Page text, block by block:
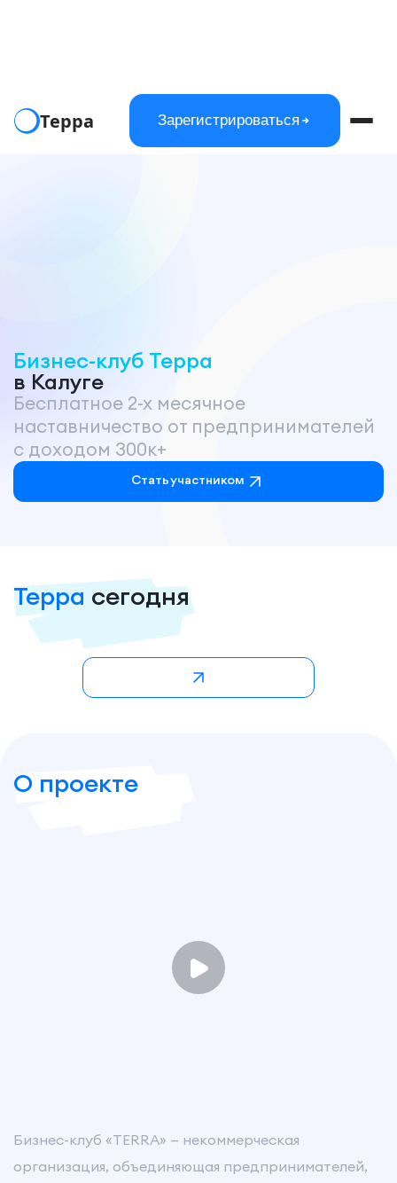
Терра Зарегистрироваться
Бизнес-клуб Терра
в Калуге
Бесплатное 2-х месячное
наставничество от предпринимателей
с доходом 300к+
Стать участником
Терра сегодня
О проекте
Бизнес-клуб «TERRA» — некоммерческая
организация, объединяющая предпринимателей,